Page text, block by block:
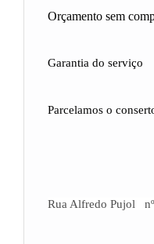
Orçamento sem
Garantia do serviço
Parcelamos o
Rua Alfredo Pujol